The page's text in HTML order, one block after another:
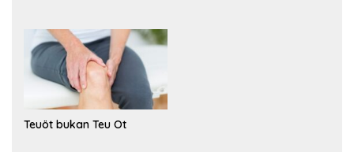
Teuöt bukan Teu Ot